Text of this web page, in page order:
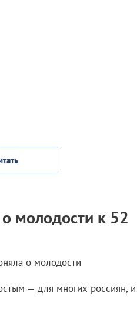
молодости к 52
о молодости
— для многих россиян, и